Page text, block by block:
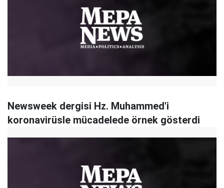
Newsweek dergisi Hz. Muhammed'i
koronavirüsle mücadelede örnek gösterdi